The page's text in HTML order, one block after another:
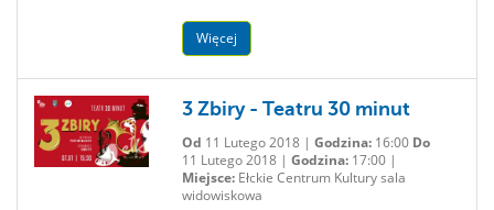
Więcej
3 Zbiry - Teatru 30 minut
Od 11 Lutego 2018 | Godzina:16:00 Do
11 Lutego 2018 | Godzina:17:00 |
Miejsce:Ełckie Centrum Kultury sala
widowiskowa